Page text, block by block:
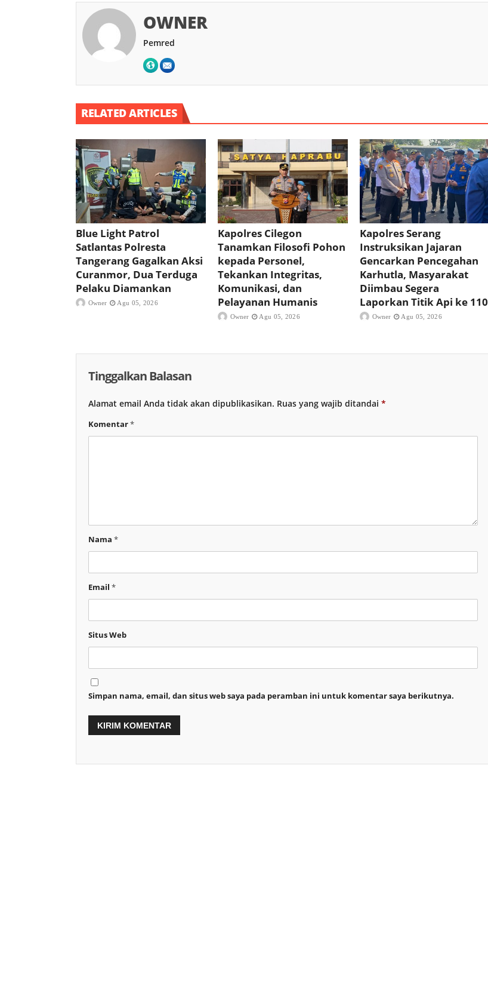
OWNER
Pemred
RELATED ARTICLES
Blue Light Patrol
Satlantas Polresta
Tangerang Gagalkan Aksi
Curanmor, Dua Terduga
Pelaku Diamankan
Owner Agu 05, 2026
Kapolres Cilegon
Tanamkan Filosofi Pohon
kepada Personel,
Tekankan Integritas,
Komunikasi, dan
Pelayanan Humanis
Owner Agu 05, 2026
Kapolres Serang
Instruksikan Jajaran
Gencarkan Pencegahan
Karhutla, Masyarakat
Diimbau Segera
Laporkan Titik Api ke 110
Owner Agu 05, 2026
Tinggalkan Balasan
Alamat email Anda tidak akan dipublikasikan. Ruas yang wajib ditandai *
Komentar*
Nama *
Email *
Situs Web
Simpan nama, email, dan situs web saya pada peramban ini untuk komentar saya berikutnya.